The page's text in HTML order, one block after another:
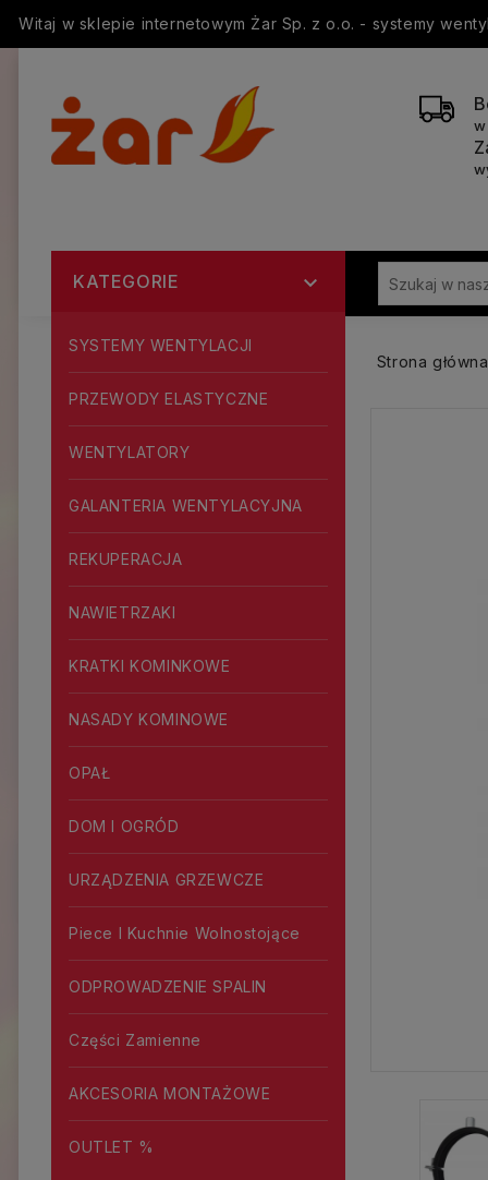
Witaj w sklepie internetowym Żar Sp. z o.o. - systemy
KATEGORIE 
SYSTEMY WENTYLACJI
PRZEWODY ELASTYCZNE
WENTYLATORY
GALANTERIA WENTYLACYJNA
REKUPERACJA
NAWIETRZAKI
KRATKI KOMINKOWE
NASADY KOMINOWE
OPAŁ
DOM I OGRÓD
URZĄDZENIA GRZEWCZE
Piece I Kuchnie Wolnostojące
ODPROWADZENIE SPALIN
Części Zamienne
AKCESORIA MONTAŻOWE
OUTLET %
Strona główna